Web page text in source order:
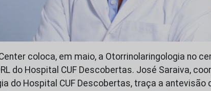
coloca, em maio, a Otorrinolaringologia no
do Hospital CUF Descobertas. José Saraiva,
do Hospital CUF Descobertas, traça a antevisão